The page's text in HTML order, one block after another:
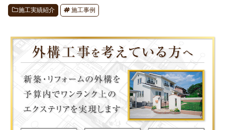
施工実績紹介 施工事例